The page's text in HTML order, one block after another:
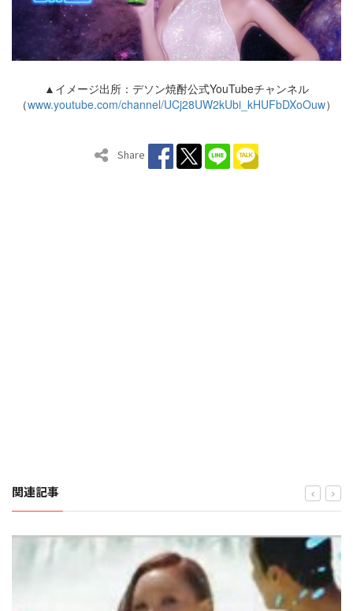
▲イメージ出所：デソン焼酎公式YouTubeチャンネル
（www.youtube.com/channel/UCj28UW2kUbi_kHUFbDXoOuw）
Share
関連記事